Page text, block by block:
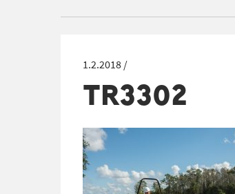
1.2.2018 /
TR3302